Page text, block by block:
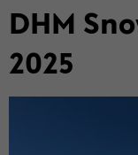
DHM
2025